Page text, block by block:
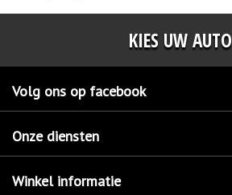
KIES UW AUTO
Volg ons op facebook
Onze diensten
Winkel informatie